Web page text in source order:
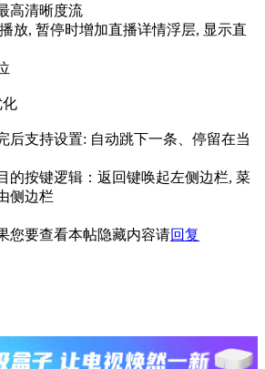
高清晰度流
放, 暂停时增加直播详情浮层, 显示直
化
后支持设置: 自动跳下一条、停留在当
的按键逻辑：返回键唤起左侧边栏, 菜
侧边栏
您要查看本帖隐藏内容请回复